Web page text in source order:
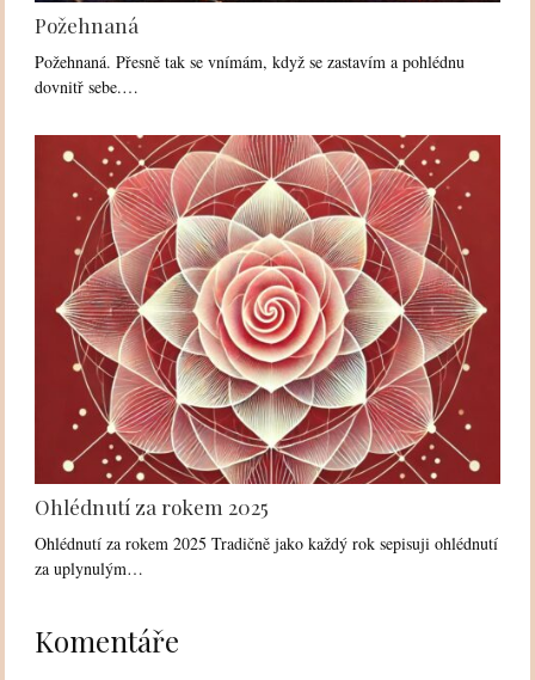
Požehnaná
Požehnaná. Přesně tak se vnímám, když se zastavím a pohlédnu
dovnitř sebe.…
Ohlédnutí za rokem 2025
Ohlédnutí za rokem 2025 Tradičně jako každý rok sepisuji ohlédnutí
za uplynulým…
Komentáře